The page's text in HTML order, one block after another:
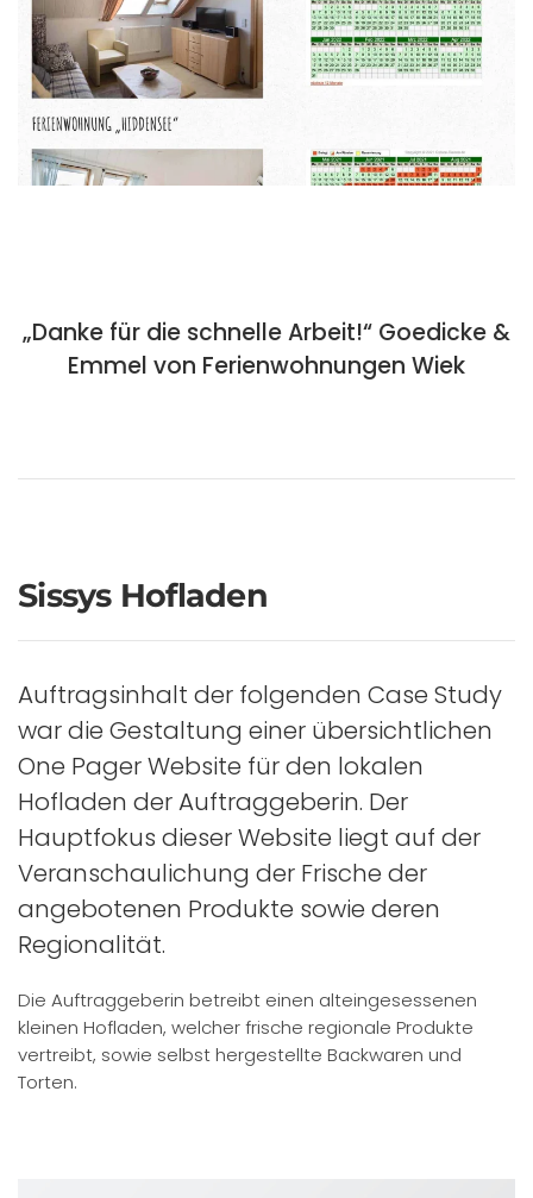
„Danke für die schnelle Arbeit!“ Goedicke &
Emmel von Ferienwohnungen Wiek
Sissys Hofladen
Auftragsinhalt der folgenden Case Study
war die Gestaltung einer übersichtlichen
One Pager Website für den lokalen
Hofladen der Auftraggeberin. Der
Hauptfokus dieser Website liegt auf der
Veranschaulichung der Frische der
angebotenen Produkte sowie deren
Regionalität.
Die Auftraggeberin betreibt einen alteingesessenen
kleinen Hofladen, welcher frische regionale Produkte
vertreibt, sowie selbst hergestellte Backwaren und
Torten.